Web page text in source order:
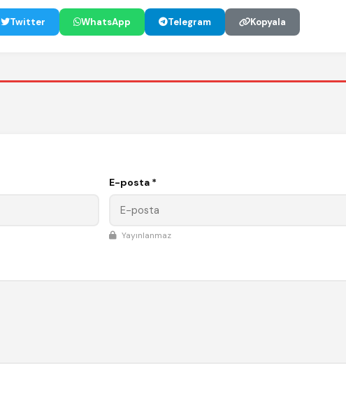
Twitter WhatsApp Telegram Kopyala
E-posta *
Yayınlanmaz